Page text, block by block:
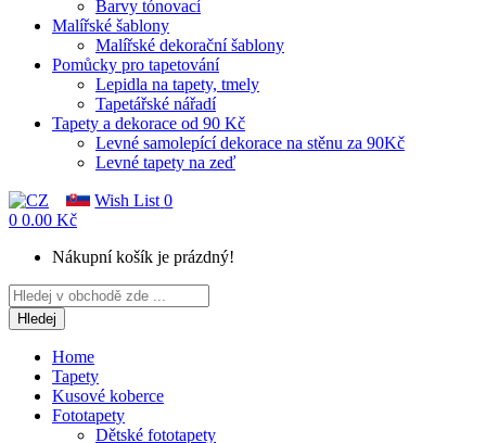
Barvy tónovací
Malířské šablony
Malířské dekorační šablony
Pomůcky pro tapetování
Lepidla na tapety, tmely
Tapetářské nářadí
Tapety a dekorace od 90 Kč
Levné samolepící dekorace na stěnu za 90Kč
Levné tapety na zeď
Wish List 0
0 0.00 Kč
Nákupní košík je prázdný!
Hledej
Home
Tapety
Kusové koberce
Fototapety
Dětské fototapety